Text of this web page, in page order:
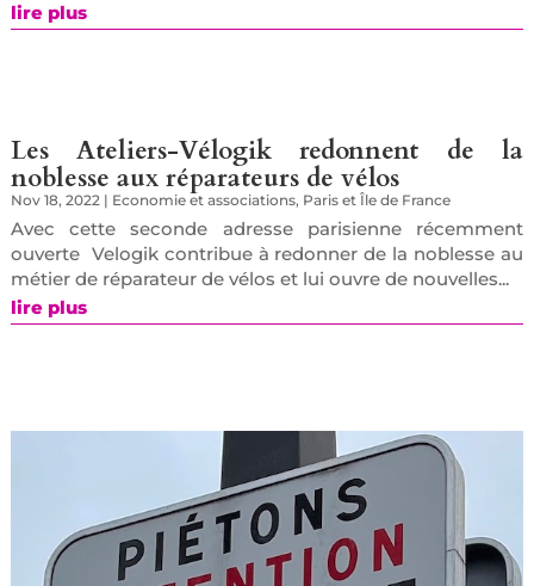
lire plus
Les Ateliers-Vélogik redonnent de la
noblesse aux réparateurs de vélos
Nov 18, 2022 | Economie et associations, Paris et Île de France
Avec cette seconde adresse parisienne récemment
ouverte Velogik contribue à redonner de la noblesse au
métier de réparateur de vélos et lui ouvre de nouvelles...
lire plus